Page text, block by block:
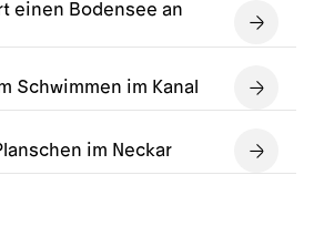
einen Bodensee an
Schwimmen im Kanal
im Neckar